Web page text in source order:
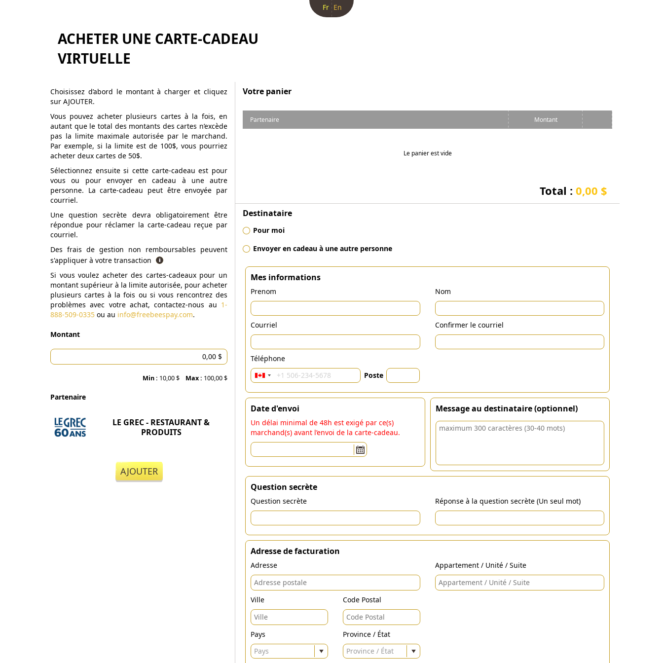
Fr En
ACHETER UNE CARTE-CADEAU
VIRTUELLE
Choisissez d’abord le montant à charger et cliquez
sur AJOUTER.
Vous pouvez acheter plusieurs cartes à la fois, en
autant que le total des montants des cartes n’excède
pas la limite maximale autorisée par le marchand.
Par exemple, si la limite est de 100$, vous pourriez
acheter deux cartes de 50$.
Sélectionnez ensuite si cette carte-cadeau est pour
vous ou pour envoyer en cadeau à une autre
personne. La carte-cadeau peut être envoyée par
courriel.
Une question secrète devra obligatoirement être
répondue pour réclamer la carte-cadeau reçue par
courriel.
Des frais de gestion non remboursables peuvent
s'appliquer à votre transaction
Si vous voulez acheter des cartes-cadeaux pour un
montant supérieur à la limite autorisée, pour acheter
plusieurs cartes à la fois ou si vous rencontrez des
problèmes avec votre achat, contactez-nous au 1-
888-509-0335 ou au info@freebeespay.com.
Montant
Min : 10,00 $ Max : 100,00 $
Partenaire
LE GREC - RESTAURANT &
PRODUITS
AJOUTER
Votre panier
Partenaire Montant
Le panier est vide
Total : 0,00 $
Destinataire
Pour moi
Envoyer en cadeau à une autre personne
Mes informations
Prenom Nom
Courriel Confirmer le courriel
Téléphone
Poste
Date d'envoi
Un délai minimal de 48h est exigé par ce(s)
marchand(s) avant l’envoi de la carte-cadeau.
Message au destinataire (optionnel)
Question secrète
Question secrète Réponse à la question secrète (Un seul mot)
Adresse de facturation
Adresse Appartement / Unité / Suite
Ville Code Postal
Pays
Pays
Province / État
Province / État